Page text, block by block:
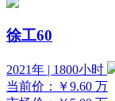
徐工60
2021年 | 1800小时
当前价：
￥9.60 万